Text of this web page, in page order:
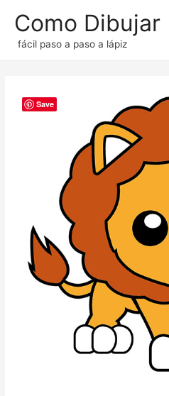
Como Dibujar
fácil paso a paso a lápiz
Save